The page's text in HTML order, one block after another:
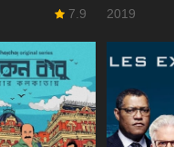
7.9 2019